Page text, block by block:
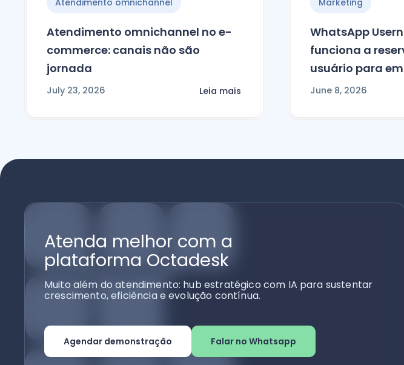
Atendimento omnichannel
Atendimento omnichannel no e-
commerce: canais não são
jornada
July 23, 2026 Leia mais
Marketing
WhatsApp
funciona a
usuário para
June 8, 2026
Atenda melhor com a
plataforma Octadesk
Muito além do atendimento: hub estratégico com IA para sustentar
crescimento, eficiência e evolução contínua.
Agendar demonstração Falar no Whatsapp